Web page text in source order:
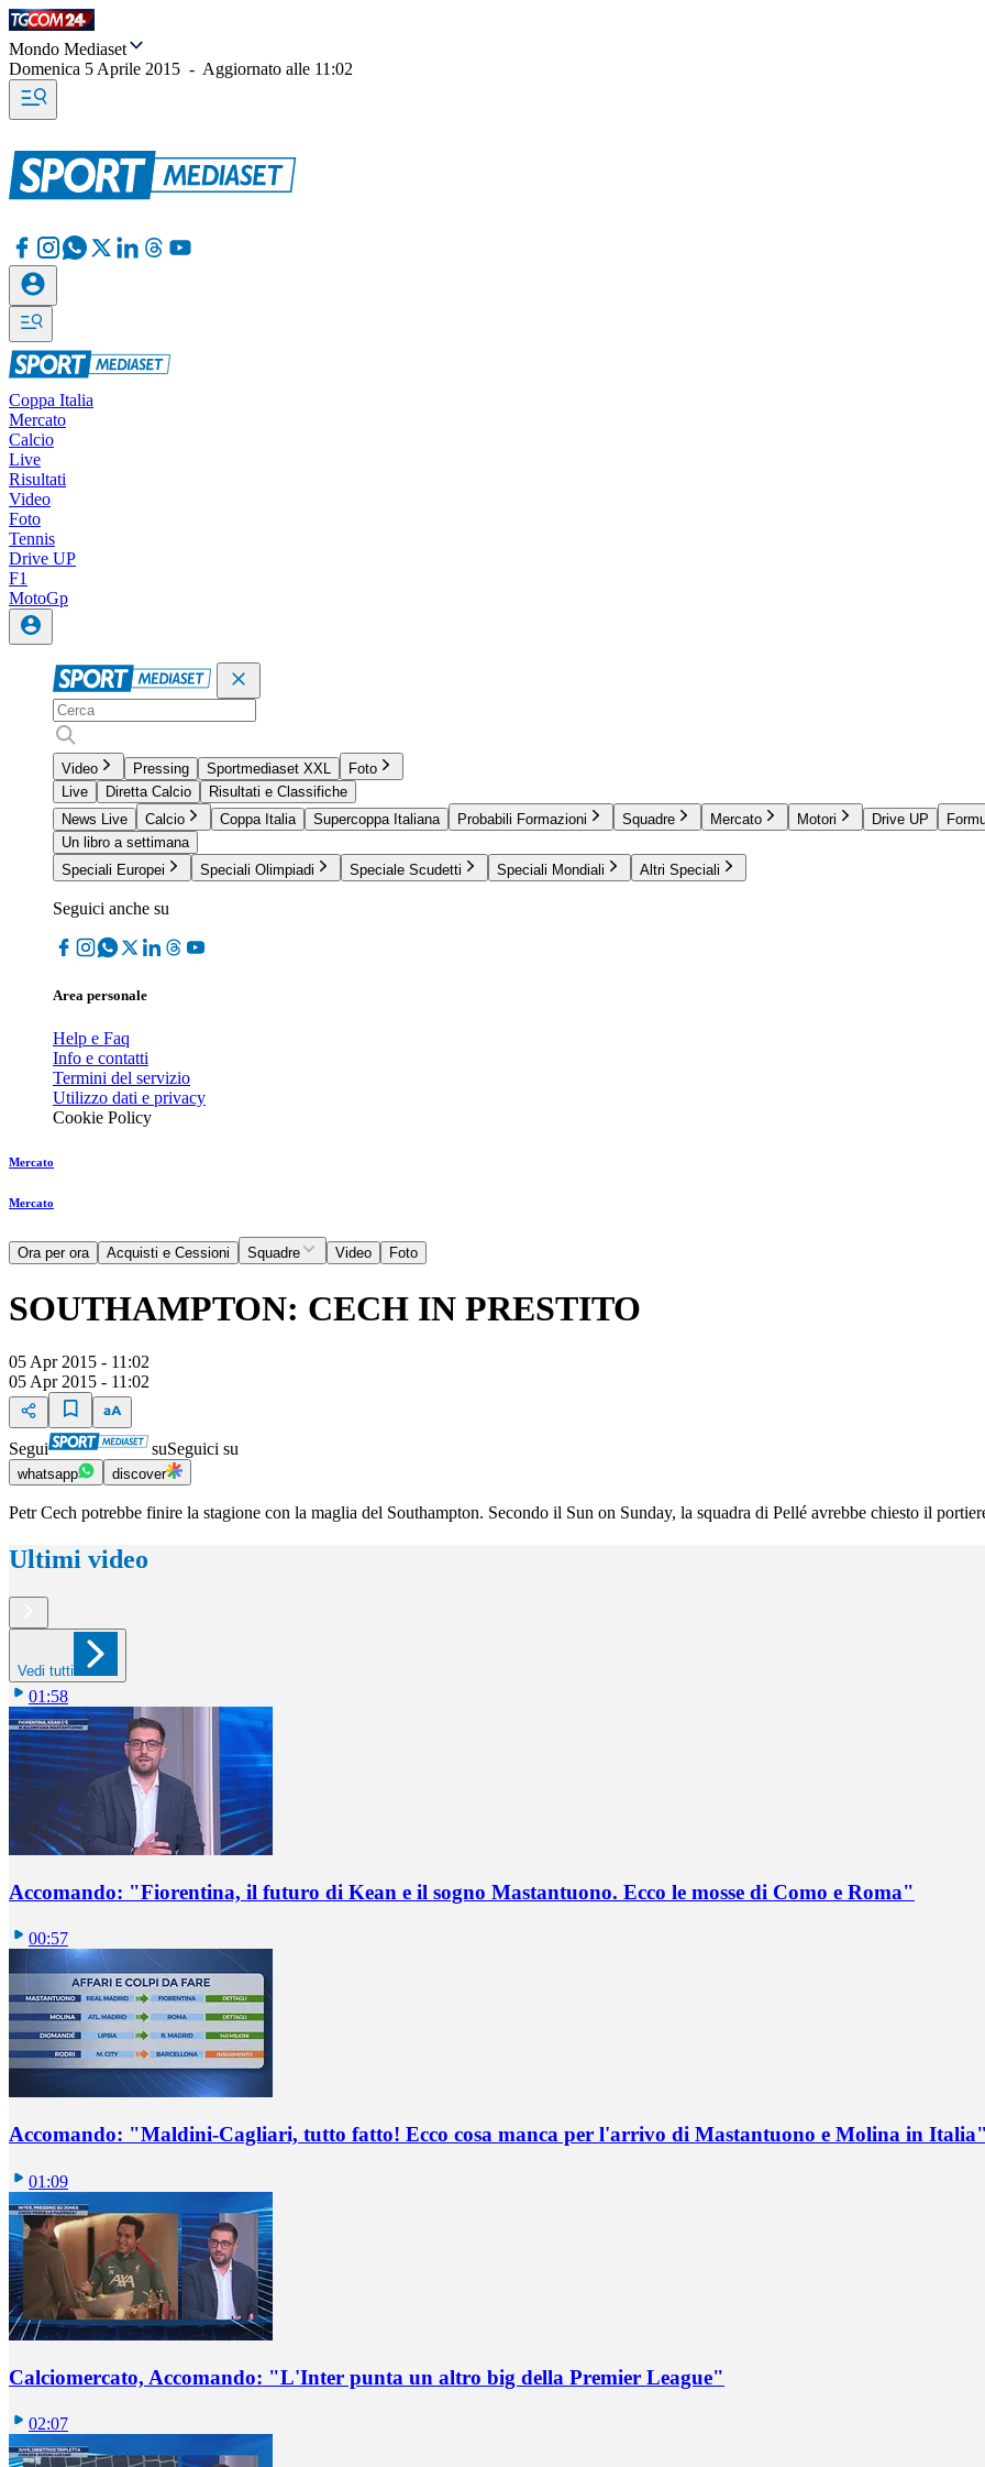
Mondo Mediaset
Domenica 5 Aprile 2015 - Aggiornato alle 11:02
Coppa Italia
Mercato
Calcio
Live
Risultati
Video
Foto
Tennis
Drive UP
F1
MotoGp
Video Pressing Sportmediaset XXL
Foto
Live
Diretta Calcio
Risultati e Classifiche
News Live
Calcio Coppa Italia Supercoppa Italiana Probabili Formazioni Squadre Mercato Motori Drive UP
Un libro a settimana
Speciali Europei
Speciali Olimpiadi Speciale Scudetti Speciali Mondiali Altri Speciali
Seguici anche su
Area personale
Help e Faq
Info e contatti
Termini del servizio
Utilizzo dati e privacy
Cookie Policy
Mercato
Mercato
Ora per ora Acquisti e Cessioni Squadre Video Foto
SOUTHAMPTON: CECH IN PRESTITO
05 Apr 2015 - 11:02
05 Apr 2015 - 11:02
Segui suSeguici su
whatsapp discover
Petr Cech potrebbe finire la stagione con la maglia del Southampton. Secondo il Sun on Sunday, la squadra di Pellé avrebbe chiesto il
Ultimi video
Vedi tutti
01:58
Accomando: "Fiorentina, il futuro di Kean e il sogno Mastantuono. Ecco le mosse di Como e Roma"
00:57
Accomando: "Maldini-Cagliari, tutto fatto! Ecco cosa manca per l'arrivo di Mastantuono e Molina in
01:09
Calciomercato, Accomando: "L'Inter punta un altro big della Premier League"
02:07